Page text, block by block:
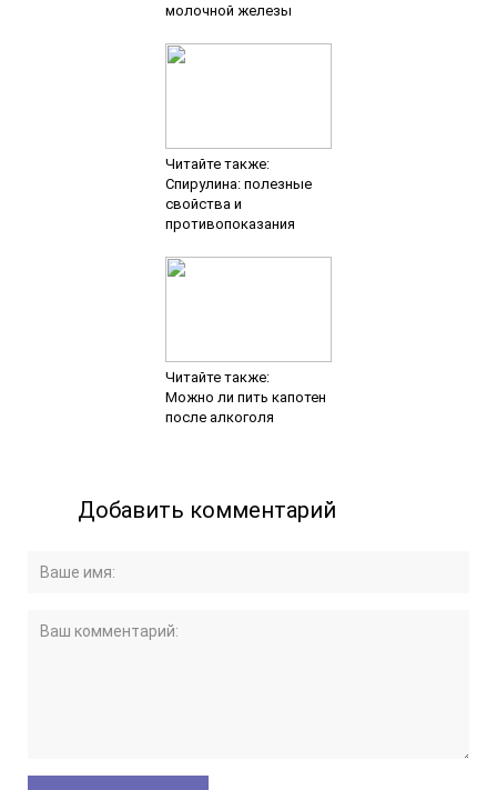
молочной железы
Читайте также:
Спирулина: полезные
свойства и
противопоказания
Читайте также:
Можно ли пить капотен
после алкоголя
Добавить комментарий